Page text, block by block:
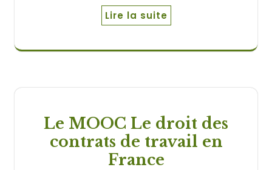
Lire la suite
Le MOOC Le droit des
contrats de travail en
France